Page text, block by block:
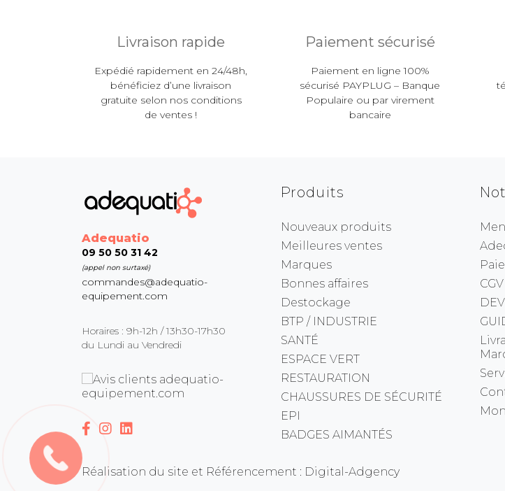
Livraison rapide
Expédié rapidement en 24/48h,
bénéficiez d’une livraison
gratuite selon nos conditions
de ventes !
Paiement sécurisé
Paiement en ligne 100%
sécurisé PAYPLUG – Banque
Populaire ou par virement
bancaire
Adequatio
09 50 50 31 42
(appel non surtaxé)
commandes@adequatio-
equipement.com
Horaires : 9h-12h / 13h30-17h30
du Lundi au Vendredi
Produits
Nouveaux produits
Meilleures ventes
Marques
Bonnes affaires
Destockage
BTP / INDUSTRIE
SANTÉ
ESPACE VERT
RESTAURATION
CHAUSSURES DE SÉCURITÉ
EPI
BADGES AIMANTÉS
CGV
Réalisation du site et Référencement : Digital-Adgency